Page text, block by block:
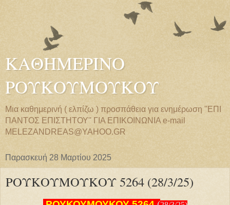
ΚΑΘΗΜΕΡΙΝΟ
ΡΟΥΚΟΥΜΟΥΚΟΥ
Μια καθημερινή ( ελπίζω ) προσπάθεια για ενημέρωση ''ΕΠΙ
ΠΑΝΤΟΣ ΕΠΙΣΤΗΤΟΥ'' ΓΙΑ ΕΠΙΚΟΙΝΩΝΙΑ e-mail
MELEZANDREAS@YAHOO.GR
Παρασκευή 28 Μαρτίου 2025
ΡΟΥΚΟΥΜΟΥΚΟΥ 5264 (28/3/25)